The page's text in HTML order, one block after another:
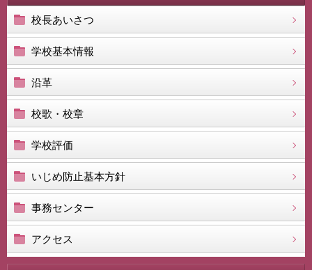
校長あいさつ
学校基本情報
沿革
校歌・校章
学校評価
いじめ防止基本方針
事務センター
アクセス